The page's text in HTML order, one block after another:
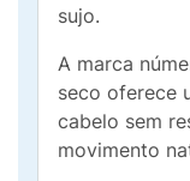
sujo.
A marca
seco oferece
cabelo sem
movimento